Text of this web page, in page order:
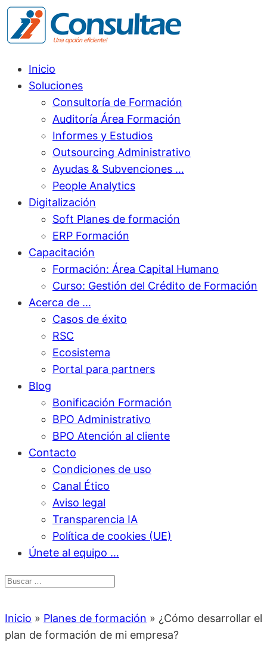
Inicio
Soluciones
Consultoría de Formación
Auditoría Área Formación
Informes y Estudios
Outsourcing Administrativo
Ayudas & Subvenciones …
People Analytics
Digitalización
Soft Planes de formación
ERP Formación
Capacitación
Formación: Área Capital Humano
Curso: Gestión del Crédito de Formación
Acerca de …
Casos de éxito
RSC
Ecosistema
Portal para partners
Blog
Bonificación Formación
BPO Administrativo
BPO Atención al cliente
Contacto
Condiciones de uso
Canal Ético
Aviso legal
Transparencia IA
Política de cookies (UE)
Únete al equipo …
Inicio » Planes de formación » ¿Cómo desarrollar el
plan de formación de mi empresa?